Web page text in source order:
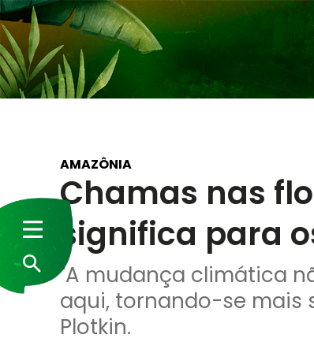
AMAZÔNIA
Chamas nas
significa para
"A mudança climática
aqui, tornando-se mais
Plotkin.